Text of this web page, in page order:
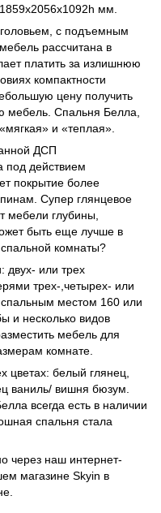
мм.
с подъемным
рассчитана в
платить за излишнюю
компактности
цену получить
мебель. Спальня Белла,
и «теплая».
ДСП
под действием
покрытие более
Супер глянцевое
мебели глубины,
быть еще лучше в
комнаты?
двух- или трех
трех-,четырех- или
местом 160 или
и несколько видов
мебель для
комнате.
цветах: белый глянец,
ваниль/ вишня бюзум.
всегда есть в наличии
спальня стала
через наш интернет-
магазине Skyin в